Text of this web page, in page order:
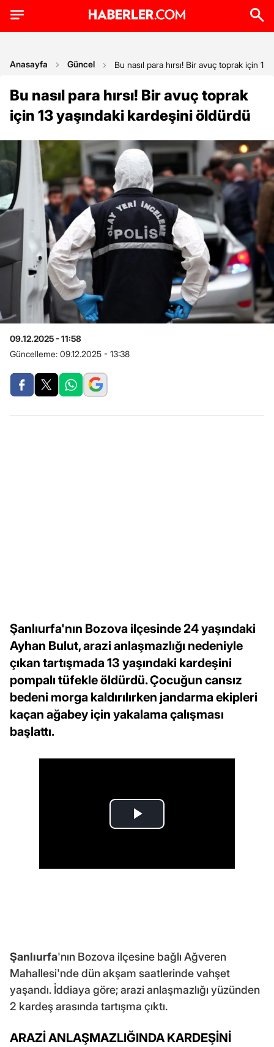
Anasayfa Güncel Bu nasıl para hırsı! Bir avuç toprak için
Bu nasıl para hırsı! Bir avuç toprak
için 13 yaşındaki kardeşini öldürdü
09.12.2025 - 11:58
Güncelleme: 09.12.2025 - 13:38
Şanlıurfa'nın Bozova ilçesinde 24 yaşındaki
Ayhan Bulut, arazi anlaşmazlığı nedeniyle
çıkan tartışmada 13 yaşındaki kardeşini
pompalı tüfekle öldürdü. Çocuğun cansız
bedeni morga kaldırılırken jandarma ekipleri
kaçan ağabey için yakalama çalışması
başlattı.
Şanlıurfa'nın Bozova ilçesine bağlı Ağveren
Mahallesi'nde dün akşam saatlerinde vahşet
yaşandı. İddiaya göre; arazi anlaşmazlığı yüzünden
2 kardeş arasında tartışma çıktı.
ARAZİ ANLAŞMAZLIĞINDA KARDEŞİNİ